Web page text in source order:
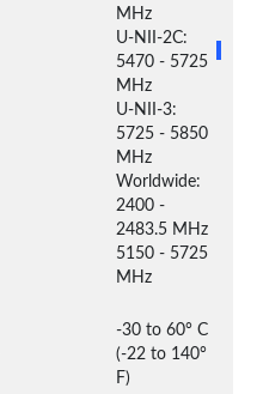
MHz
U-NII-2C:
5470 - 5725
MHz
U-NII-3:
5725 - 5850
MHz
Worldwide:
2400 -
2483.5 MHz
5150 - 5725
MHz
-30 to 60° C
(-22 to 140°
F)